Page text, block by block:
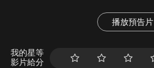
播放預告片
我的星等
影片給分